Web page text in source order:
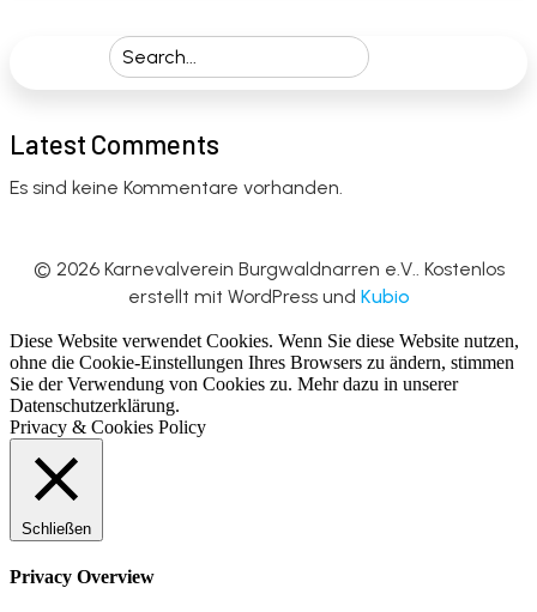
Latest Comments
Es sind keine Kommentare vorhanden.
© 2026 Karnevalverein Burgwaldnarren e.V.. Kostenlos
erstellt mit WordPress und Kubio
Diese Website verwendet Cookies. Wenn Sie diese Website nutzen,
ohne die Cookie-Einstellungen Ihres Browsers zu ändern, stimmen
Sie der Verwendung von Cookies zu. Mehr dazu in unserer
Datenschutzerklärung.
Privacy & Cookies Policy
Schließen
Privacy Overview